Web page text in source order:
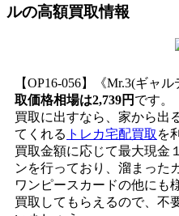
ルの高額買取情報
【OP16-056】《Mr.3(ギャ
取価格相場は2,739円 です。
買取に出すなら、家から出
てくれる トレカ宅配買取 を
買取金額に応じて最大現金
ンを行っており、溜まった
ワンピースカードの他にも
買取してもらえるので、不